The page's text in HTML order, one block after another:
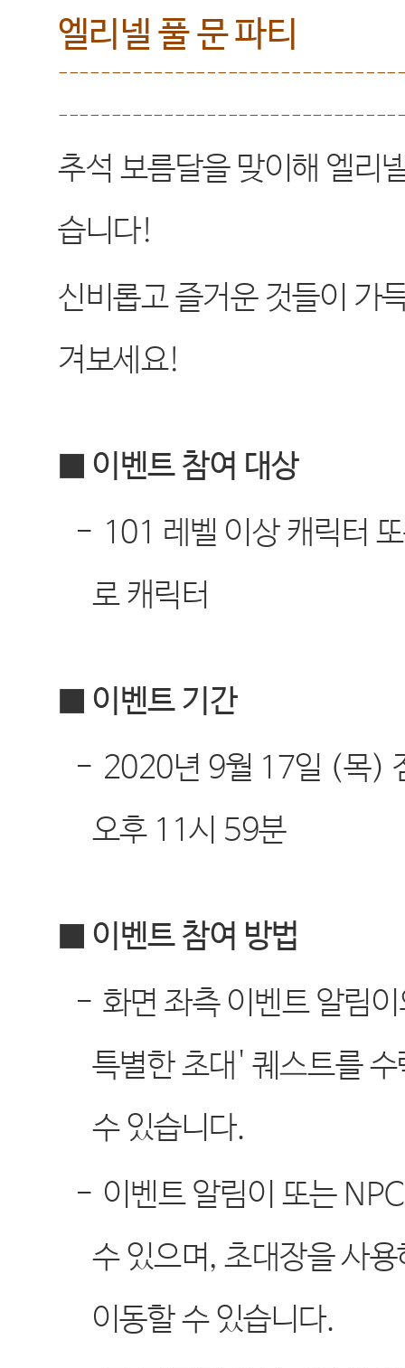
엘리넬 풀 문 파티
추석 보름달을 맞이해 엘리
습니다!
신비롭고 즐거운 것들이 가
겨보세요!
■ 이벤트 참여 대상
- 101 레벨 이상 캐릭터
로 캐릭터
■ 이벤트 기간
- 2020년 9월 17일 (목)
오후11시 59분
■ 이벤트 참여 방법
- 화면 좌측 이벤트 알림
특별한 초대 ' 퀘스트를
수 있습니다.
- 이벤트 알림이 또는
수 있으며,초대장을 사용
이동할 수 있습니다.